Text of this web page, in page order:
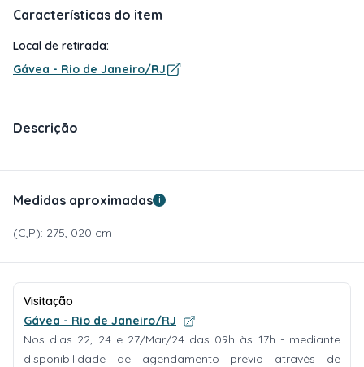
Características do item
Local de retirada:
Gávea - Rio de Janeiro/RJ
Descrição
Medidas aproximadas i
(C,P): 275, 020 cm
Visitação
Gávea - Rio de Janeiro/RJ
Nos dias 22, 24 e 27/Mar/24 das 09h às 17h - mediante
disponibilidade de agendamento prévio através de